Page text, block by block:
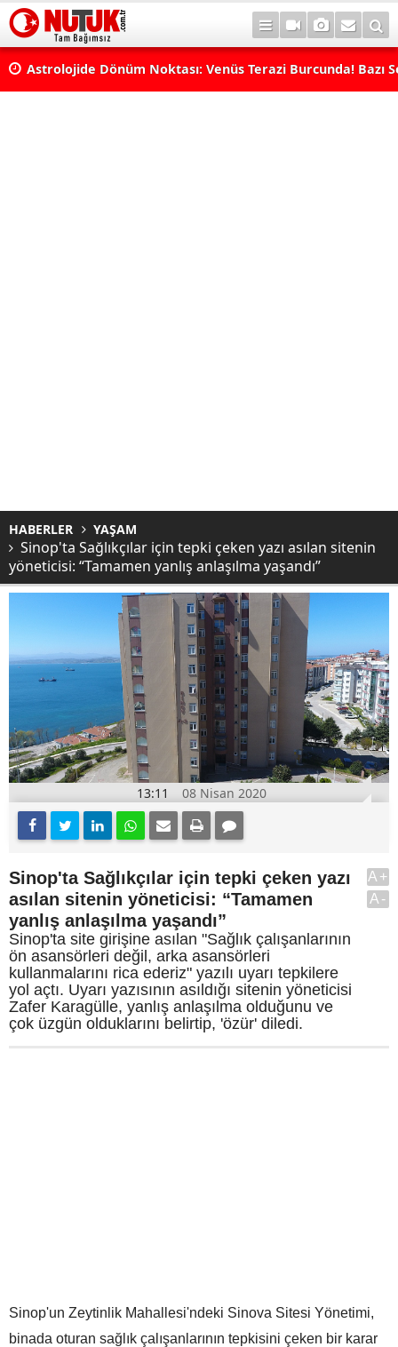
Astrolojide Dönüm Noktası: Venüs Terazi Burcunda! Bazı
HABERLER YAŞAM
Sinop'ta Sağlıkçılar için tepki çeken yazı asılan sitenin
yöneticisi: “Tamamen yanlış anlaşılma yaşandı”
13:11 08 Nisan 2020
Sinop'ta Sağlıkçılar için tepki çeken yazı
asılan sitenin yöneticisi: “Tamamen
yanlış anlaşılma yaşandı”
Sinop'ta site girişine asılan "Sağlık çalışanlarının
ön asansörleri değil, arka asansörleri
kullanmalarını rica ederiz" yazılı uyarı tepkilere
yol açtı. Uyarı yazısının asıldığı sitenin yöneticisi
Zafer Karagülle, yanlış anlaşılma olduğunu ve
çok üzgün olduklarını belirtip, 'özür' diledi.
A+
A-
Sinop'un Zeytinlik Mahallesi'ndeki Sinova Sitesi Yönetimi,
binada oturan sağlık çalışanlarının tepkisini çeken bir karar